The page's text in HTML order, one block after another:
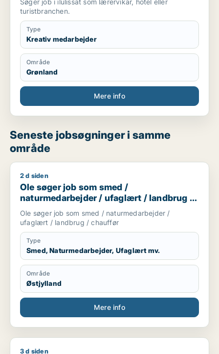
Søger job i ilulissat som lærervikar, hotel eller
turistbranchen.
Type
Kreativ medarbejder
Område
Grønland
Mere info
Seneste jobsøgninger i samme
område
Ole søger job som smed / naturmedarbejder / ufaglært /
2 d siden
Ole søger job som smed /
naturmedarbejder / ufaglært / landbrug /
chauffør
Ole søger job som smed / naturmedarbejder /
ufaglært / landbrug / chauffør
Type
Smed, Naturmedarbejder, Ufaglært mv.
Område
Østjylland
Mere info
Agnethe søger job som ejendomsfunktionær
3 d siden